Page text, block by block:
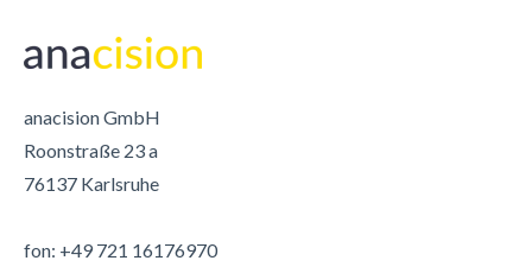
anacision GmbH
Roonstraße 23 a
76137 Karlsruhe
fon: +49 721 16176970